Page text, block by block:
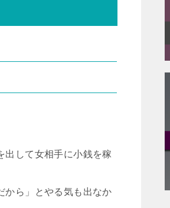
出して女相手に小銭を稼
から」とやる気も出なか